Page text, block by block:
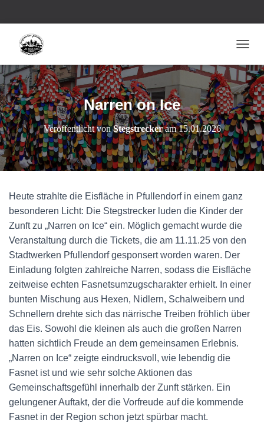
Narren on Ice
Veröffentlicht vonStegstreckeram15.01.2026
Heute strahlte die Eisfläche in Pfullendorf in einem ganz
besonderen Licht: Die Stegstrecker luden die Kinder der
Zunft zu „Narren on Ice“ ein. Möglich gemacht wurde die
Veranstaltung durch die Tickets, die am 11.11.25 von den
Stadtwerken Pfullendorf gesponsert worden waren. Der
Einladung folgten zahlreiche Narren, sodass die Eisfläche
zeitweise echten Fasnetsumzugscharakter erhielt. In einer
bunten Mischung aus Hexen, Nidlern, Schalweibern und
Schnellern drehte sich das närrische Treiben fröhlich über
das Eis. Sowohl die kleinen als auch die großen Narren
hatten sichtlich Freude an dem gemeinsamen Erlebnis.
„Narren on Ice“ zeigte eindrucksvoll, wie lebendig die
Fasnet ist und wie sehr solche Aktionen das
Gemeinschaftsgefühl innerhalb der Zunft stärken. Ein
gelungener Auftakt, der die Vorfreude auf die kommende
Fasnet in der Region schon jetzt spürbar macht.